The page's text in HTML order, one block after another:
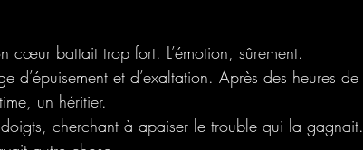
cœur battait trop fort. L’émotion, sûrement.
d’épuisement et d’exaltation. Après des heures de
un héritier.
cherchant à apaiser le trouble qui la gagnait.